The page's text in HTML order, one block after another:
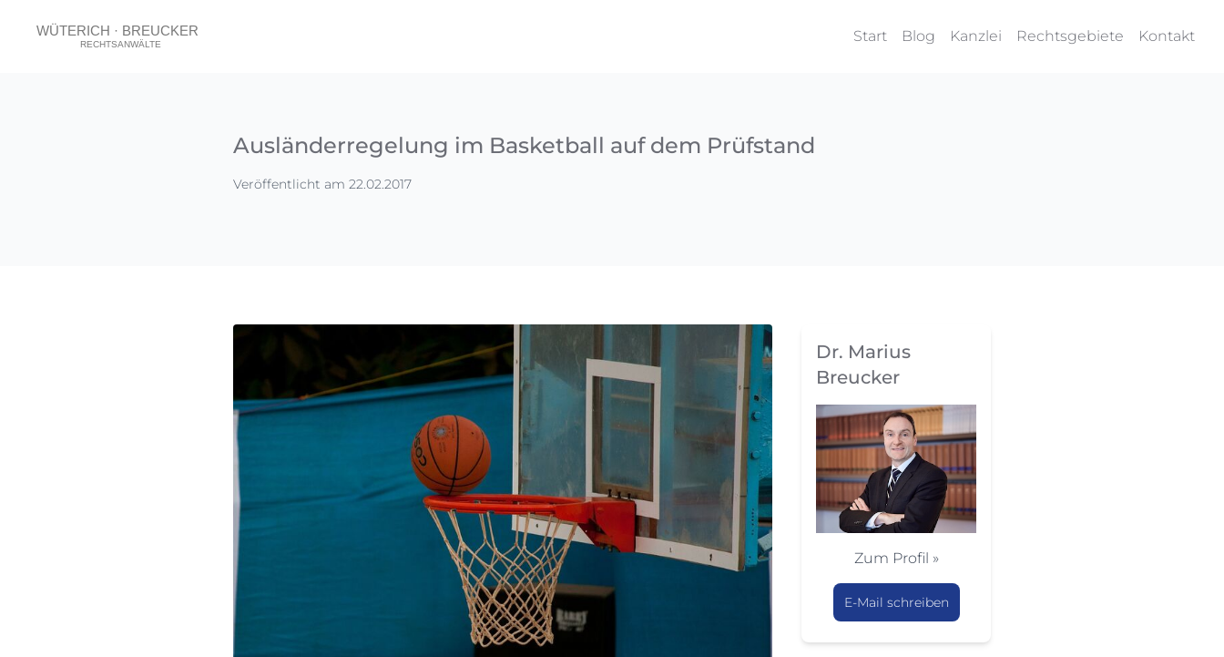
Start Blog Kanzlei Rechtsgebiete Kontakt
Ausländerregelung im Basketball auf dem Prüfstand
Veröffentlicht am 22.02.2017
Dr. Marius
Breucker
Zum Profil »
E-Mail schreiben